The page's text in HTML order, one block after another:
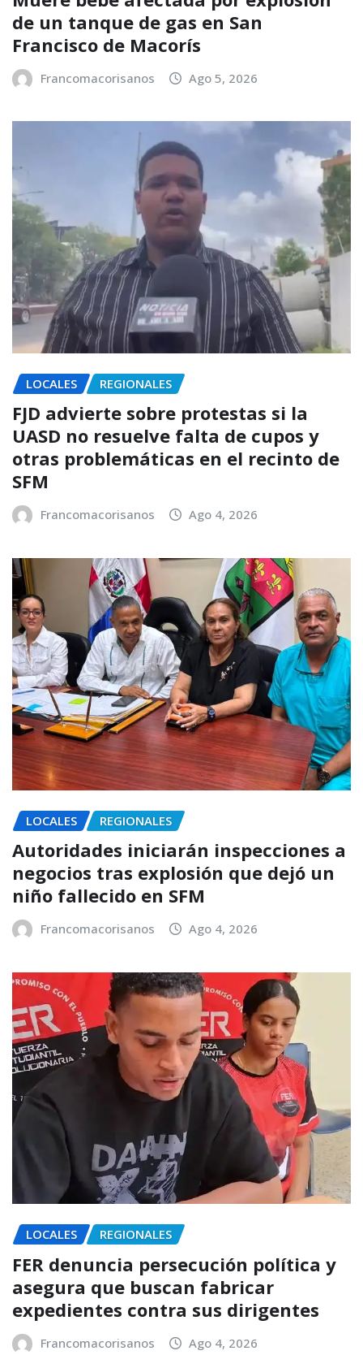
de un tanque de gas en San
Francisco de Macorís
Francomacorisanos Ago 5, 2026
LOCALES REGIONALES
FJD advierte sobre protestas si la
UASD no resuelve falta de cupos y
otras problemáticas en el recinto de
SFM
Francomacorisanos Ago 4, 2026
LOCALES REGIONALES
Autoridades iniciarán inspecciones a
negocios tras explosión que dejó un
niño fallecido en SFM
Francomacorisanos Ago 4, 2026
LOCALES REGIONALES
FER denuncia persecución política y
asegura que buscan fabricar
expedientes contra sus dirigentes
Francomacorisanos Ago 4, 2026